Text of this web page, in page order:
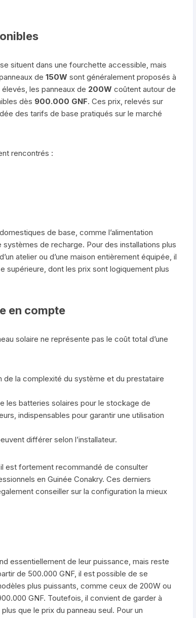
situent dans une fourchette accessible, mais
de 150W sont généralement proposés à
les panneaux de 200W coûtent autour de
dès 900.000 GNF. Ces prix, relevés sur
des tarifs de base pratiqués sur le marché
rencontrés :
de base, comme l’alimentation
de recharge. Pour des installations plus
atelier ou d’une maison entièrement équipée, il
supérieure, dont les prix sont logiquement plus
en compte
solaire ne représente pas le coût total d’une
de la complexité du système et du prestataire
les batteries solaires pour le stockage de
indispensables pour garantir une utilisation
différer selon l’installateur.
est fortement recommandé de consulter
en Guinée Conakry. Ces derniers
conseiller sur la configuration la mieux
essentiellement de leur puissance, mais reste
de 500.000 GNF, il est possible de se
plus puissants, comme ceux de 200W ou
GNF. Toutefois, il convient de garder à
que le prix du panneau seul. Pour un